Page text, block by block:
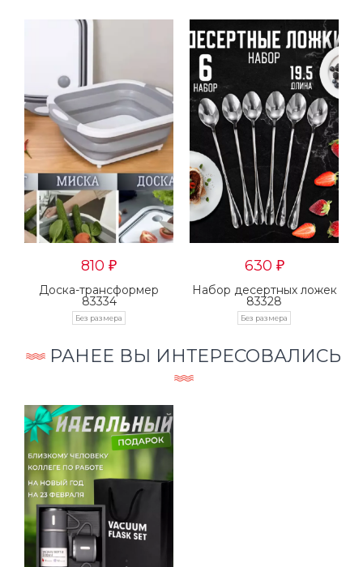
810 ₽
Доска-трансформер
83334
Без размера
630 ₽
Набор десертных ложек
83328
Без размера
РАНЕЕ ВЫ ИНТЕРЕСОВАЛИСЬ